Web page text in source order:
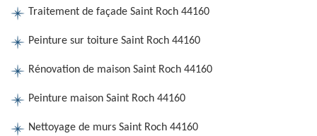
Traitement de façade Saint Roch 44160
Peinture sur toiture Saint Roch 44160
Rénovation de maison Saint Roch 44160
Peinture maison Saint Roch 44160
Nettoyage de murs Saint Roch 44160